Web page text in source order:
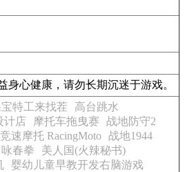
身心健康，请勿长期沉迷于游戏。
特工来找茬
高台跳水
计店
摩托车拖曳赛
战地防守2
竞速摩托 RacingMoto 战地1944
咏春拳
美人国(火辣秘书)
婴幼儿童早教开发右脑游戏